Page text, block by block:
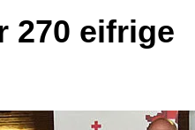
270 eifrige